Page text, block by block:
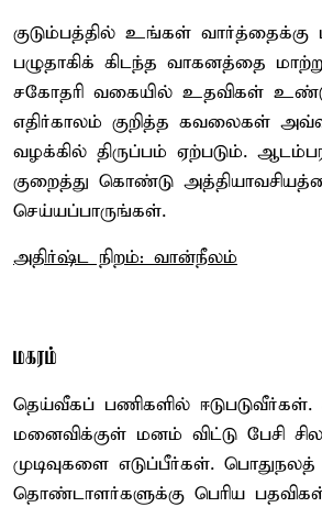
குடும்பத்தில் உங்கள் வார்த்தைக்கு
பழுதாகிக் கிடந்த வாகனத்தை
சகோதரி வகையில் உதவிகள்
எதிர்காலம் குறித்த கவலைகள்
வழக்கில் திருப்பம் ஏற்படும்.
குறைத்து கொண்டு
செய்யப்பாருங்கள்.
அதிர்ஷ்ட நிறம்: வான்நீலம்
மகரம்
தெய்வீகப் பணிகளில்
மனைவிக்குள் மனம் விட்டு பேசி
முடிவுகளை எடுப்பீர்கள். பொதுநலத்
தொண்டாளர்களுக்கு பெரிய